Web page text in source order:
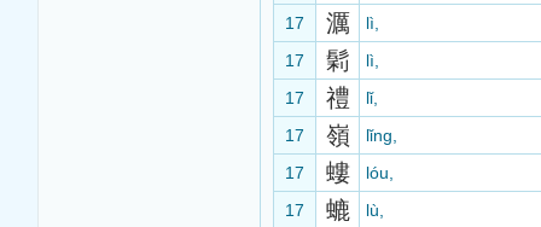
17
濿
lì,
17
鬁
lì,
17
禮
lǐ,
17
嶺
lǐng,
17
螻
lóu,
17
螰
lù,